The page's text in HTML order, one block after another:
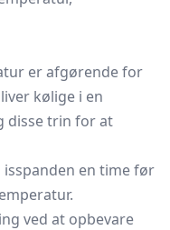
er afgørende for
kølige i en
disse trin for at
en time før
ved at opbevare